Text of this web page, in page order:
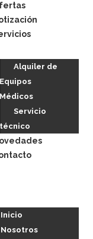
Alquiler de
Equipos
Médicos
Servicio
técnico
Inicio
Nosotros